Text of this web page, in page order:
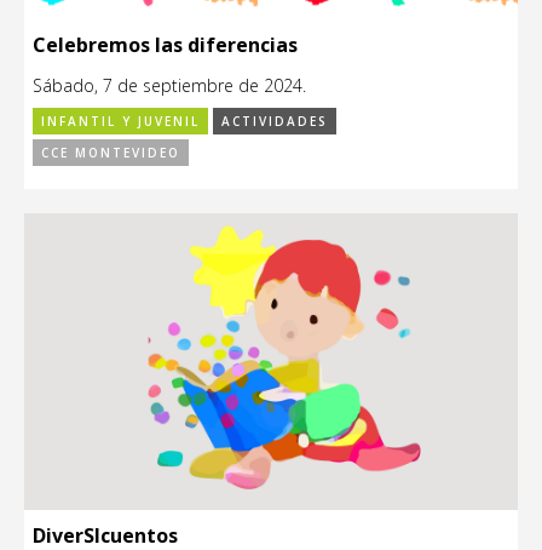
Celebremos las diferencias
Sábado, 7 de septiembre de 2024.
INFANTIL Y JUVENIL
ACTIVIDADES
CCE MONTEVIDEO
DiverSIcuentos